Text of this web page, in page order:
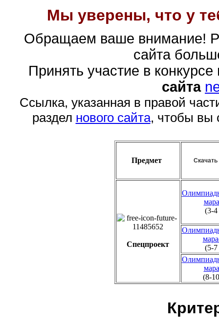
Мы уверены, что у
Обращаем ваше внимание!
сайта
Принять участие в
сайта
Ссылка, указанная в правой
раздел нового сайта, чтобы вы
Предмет Скачать
Спецпроект
(3-4
(5-7
(8-